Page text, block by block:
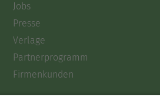
Jobs
Presse
Verlage
Partnerprogramm
Firmenkunden